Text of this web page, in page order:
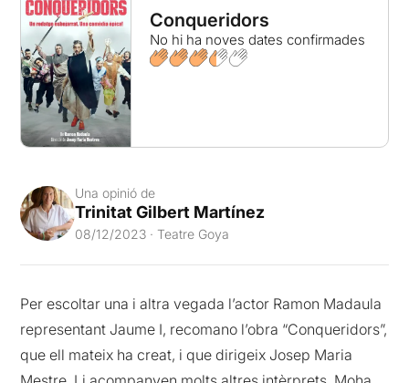
Conqueridors
No hi ha noves dates confirmades
Una opinió de
Trinitat Gilbert Martínez
08/12/2023 · Teatre Goya
Per escoltar una i altra vegada l’actor Ramon Madaula
representant Jaume I, recomano l’obra “Conqueridors”,
que ell mateix ha creat, i que dirigeix Josep Maria